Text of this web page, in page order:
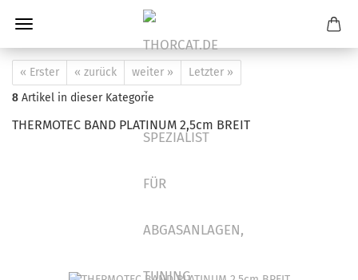
« Erster « zurück weiter » Letzter »
8 Artikel in dieser Kategorie
THERMOTEC BAND PLATINUM 2,5cm BREIT